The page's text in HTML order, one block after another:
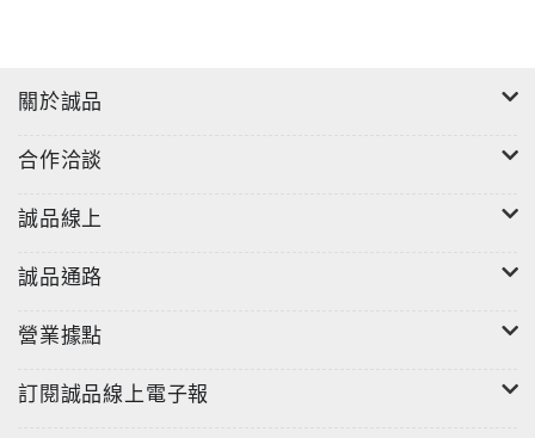
關於誠品
合作洽談
誠品線上
誠品通路
營業據點
訂閱誠品線上電子報